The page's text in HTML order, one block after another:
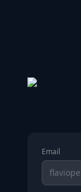
Email